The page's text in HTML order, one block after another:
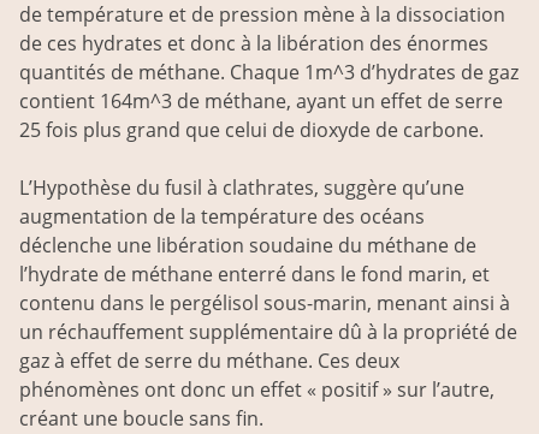
de température et de pression mène à la dissociation
de ces hydrates et donc à la libération des énormes
quantités de méthane. Chaque 1m^3 d’hydrates de gaz
contient 164m^3 de méthane, ayant un effet de serre
25 fois plus grand que celui de dioxyde de carbone.
L’Hypothèse du fusil à clathrates, suggère qu’une
augmentation de la température des océans
déclenche une libération soudaine du méthane de
l’hydrate de méthane enterré dans le fond marin, et
contenu dans le pergélisol sous-marin, menant ainsi à
un réchauffement supplémentaire dû à la propriété de
gaz à effet de serre du méthane. Ces deux
phénomènes ont donc un effet « positif » sur l’autre,
créant une boucle sans fin.